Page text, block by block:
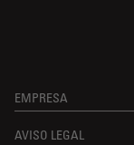
EMPRESA
AVISO LEGAL